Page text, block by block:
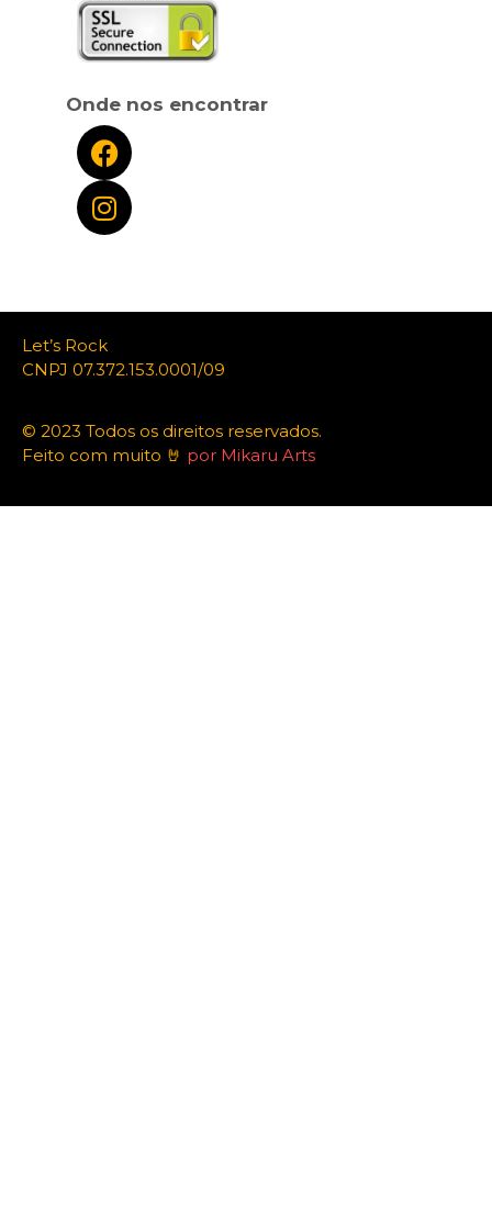
Onde nos encontrar
Let’s Rock
CNPJ 07.372.153.0001/09
© 2023 Todos os direitos reservados.
Feito com muito 🤘 por Mikaru Arts